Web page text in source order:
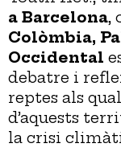
a Barcelona,
Colòmbia,
Occidental
debatre i
reptes als
d’aquests
la crisi